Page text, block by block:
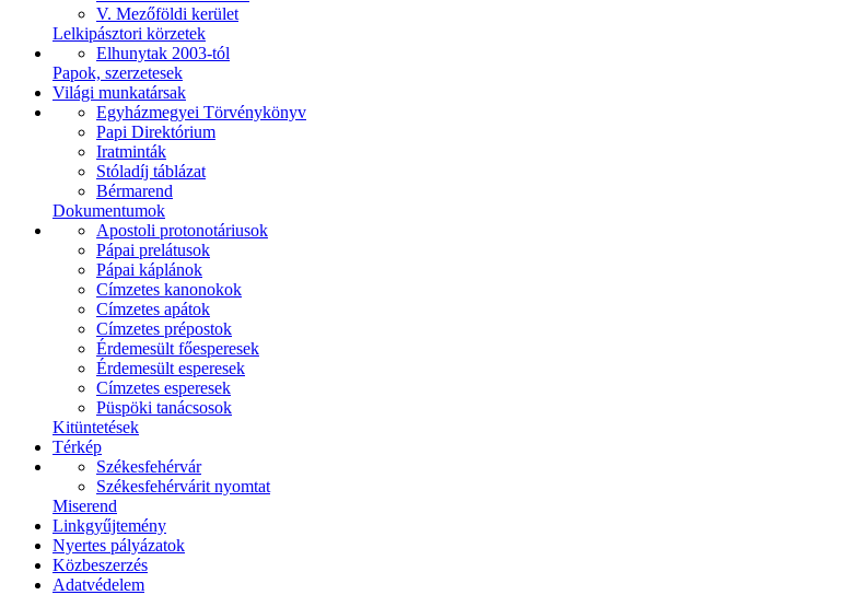
V. Mezőföldi kerület
Lelkipásztori körzetek
Elhunytak 2003-tól
Papok, szerzetesek
Világi munkatársak
Egyházmegyei Törvénykönyv
Papi Direktórium
Iratminták
Stóladíj táblázat
Bérmarend
Dokumentumok
Apostoli protonotáriusok
Pápai prelátusok
Pápai káplánok
Címzetes kanonokok
Címzetes apátok
Címzetes prépostok
Érdemesült főesperesek
Érdemesült esperesek
Címzetes esperesek
Püspöki tanácsosok
Kitüntetések
Térkép
Székesfehérvár
Székesfehérvárit nyomtat
Miserend
Linkgyűjtemény
Nyertes pályázatok
Közbeszerzés
Adatvédelem